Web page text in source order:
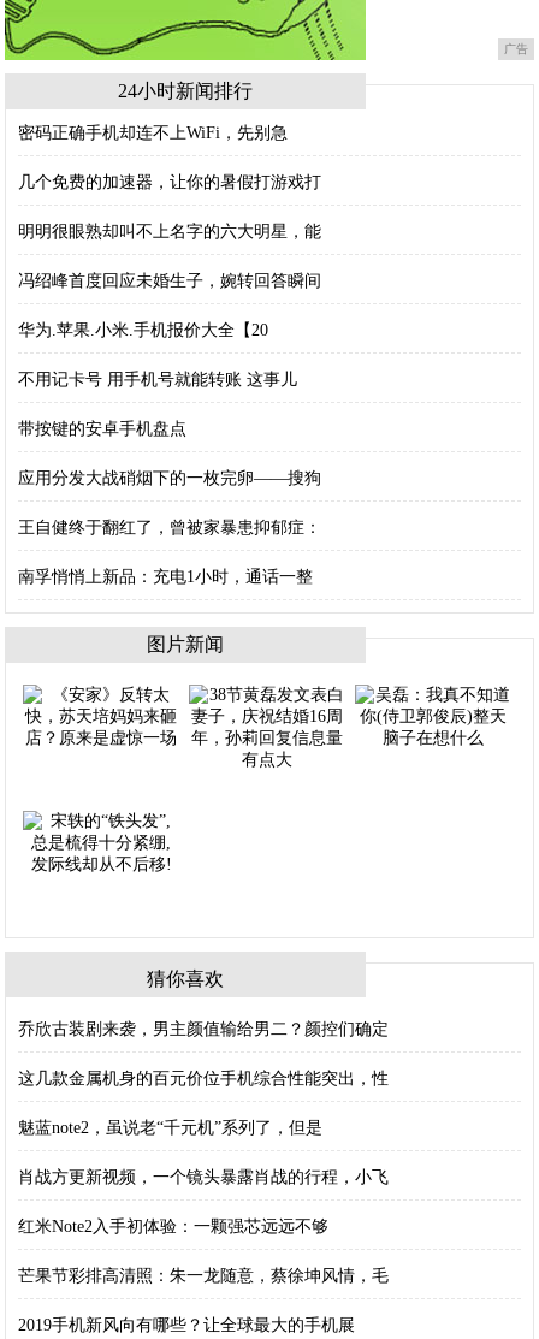
广告
24小时新闻排行
密码正确手机却连不上WiFi，先别急
几个免费的加速器，让你的暑假打游戏打
明明很眼熟却叫不上名字的六大明星，能
冯绍峰首度回应未婚生子，婉转回答瞬间
华为.苹果.小米.手机报价大全【20
不用记卡号 用手机号就能转账 这事儿
带按键的安卓手机盘点
应用分发大战硝烟下的一枚完卵——搜狗
王自健终于翻红了，曾被家暴患抑郁症：
南孚悄悄上新品：充电1小时，通话一整
图片新闻
猜你喜欢
乔欣古装剧来袭，男主颜值输给男二？颜控们确定
这几款金属机身的百元价位手机综合性能突出，性
魅蓝note2，虽说老“千元机”系列了，但是
肖战方更新视频，一个镜头暴露肖战的行程，小飞
红米Note2入手初体验：一颗强芯远远不够
芒果节彩排高清照：朱一龙随意，蔡徐坤风情，毛
2019手机新风向有哪些？让全球最大的手机展